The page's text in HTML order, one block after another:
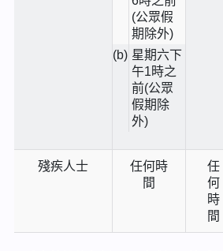
(公眾假
期除外)
(b) 星期六下
午1時之
前(公眾
假期除
外)
殘疾人士
任何時
間
任
何
時
間